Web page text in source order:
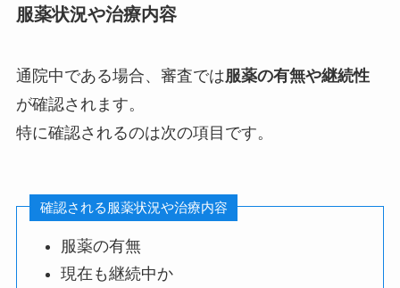
服薬状況や治療内容
通院中である場合、審査では服薬の有無や継続性
が確認されます。
特に確認されるのは次の項目です。
確認される服薬状況や治療内容
服薬の有無
現在も継続中か